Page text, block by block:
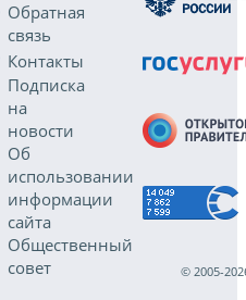
Обратная
связь
Контакты
Подписка
на
новости
Об
использовании
информации
сайта
Общественный
совет
© 2005-